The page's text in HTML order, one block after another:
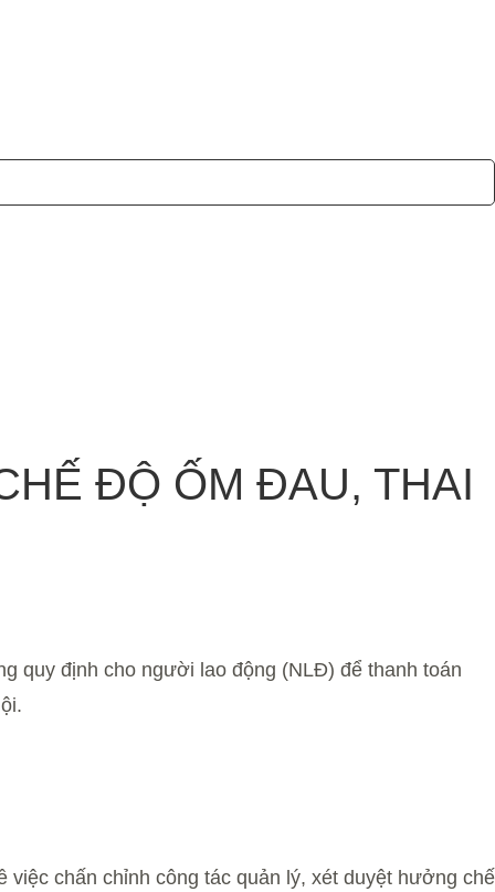
ĐỘ ỐM ĐAU, THAI
quy định cho người lao động (NLĐ) để thanh toán
chấn chỉnh công tác quản lý, xét duyệt hưởng chế